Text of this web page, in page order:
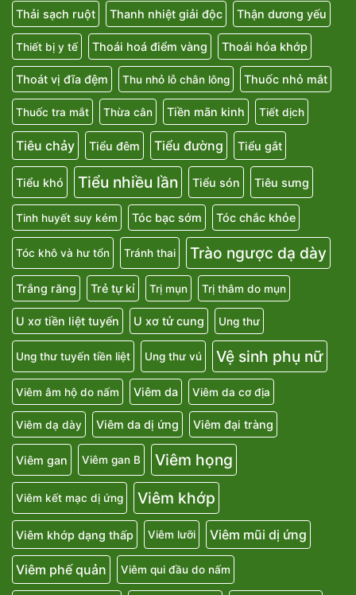
Thải sạch ruột Thanh nhiệt giải độc Thận dương yếu
Thiết bị y tế Thoái hoá điểm vàng Thoái hóa khớp
Thoát vị đĩa đệm Thu nhỏ lỗ chân lông Thuốc nhỏ mắt
Thuốc tra mắt Thừa cân Tiền mãn kinh Tiết dịch
Tiêu chảy Tiểu đêm Tiểu đường Tiểu gắt
Tiểu khó Tiểu nhiều lần Tiểu són Tiêu sưng
Tinh huyết suy kém Tóc bạc sớm Tóc chắc khỏe
Tóc khô và hư tổn Tránh thai Trào ngược dạ dày
Trắng răng Trẻ tự kỉ Trị mụn Trị thâm do mụn
U xơ tiền liệt tuyến U xơ tử cung Ung thư
Ung thư tuyến tiền liệt Ung thư vú Vệ sinh phụ nữ
Viêm âm hộ do nấm Viêm da Viêm da cơ địa
Viêm dạ dày Viêm da dị ứng Viêm đại tràng
Viêm gan Viêm gan B Viêm họng
Viêm kết mạc dị ứng Viêm khớp
Viêm khớp dạng thấp Viêm lưỡi Viêm mũi dị ứng
Viêm phế quản Viêm qui đầu do nấm